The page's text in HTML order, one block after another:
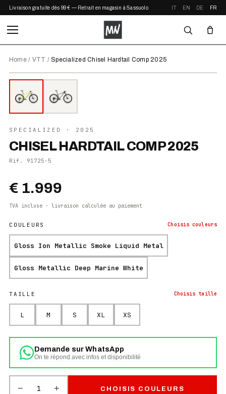
Livraison gratuite dès 99 € — Retrait en magasin à Sassuolo IT EN DE FR
Home/ VTT / Specialized Chisel Hardtail Comp 2025
SPECIALIZED · 2025
CHISEL HARDTAIL COMP 2025
Rif. 91725-5
€ 1.999
TVA incluse · livraison calculée au paiement
COULEURS Choisis couleurs
Gloss Ion Metallic Smoke Liquid Metal
Gloss Metallic Deep Marine White
TAILLE Choisis taille
L M S XL XS
Demande sur WhatsApp
On te répond avec infos et disponibilité
− 1 + CHOISIS COULEURS